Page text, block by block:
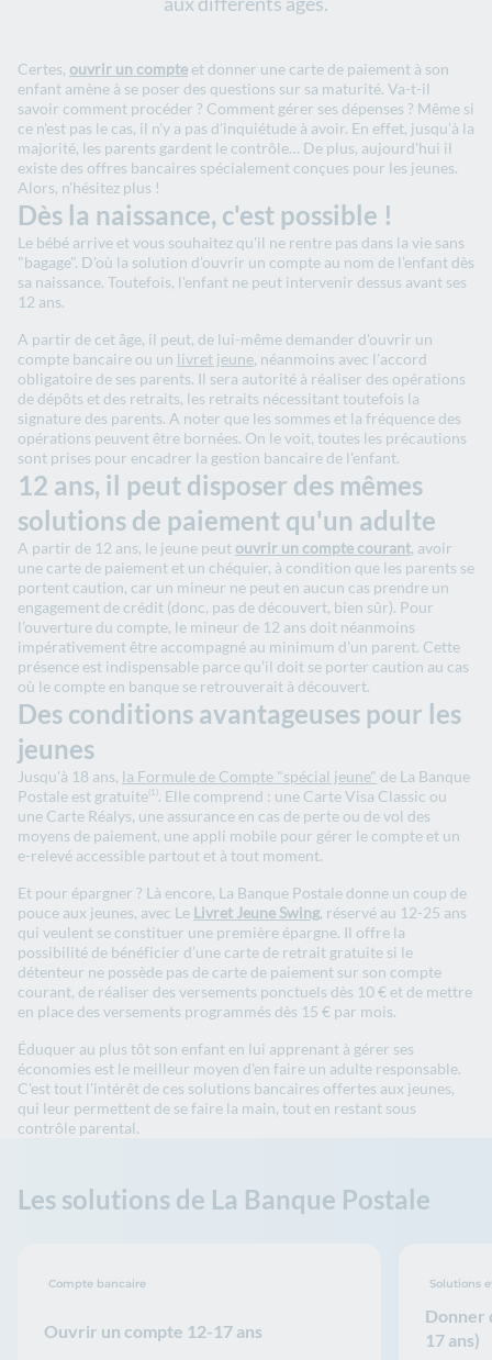
Certes, ouvrir un compte et donner une carte de paiement à son
enfant amène à se poser des questions sur sa maturité. Va-t-il
savoir comment procéder ? Comment gérer ses dépenses ? Même si
ce n'est pas le cas, il n'y a pas d'inquiétude à avoir. En effet, jusqu’à la
majorité, les parents gardent le contrôle… De plus, aujourd'hui il
existe des offres bancaires spécialement conçues pour les jeunes.
Alors, n'hésitez plus !
Dès la naissance, c'est possible !
Le bébé arrive et vous souhaitez qu'il ne rentre pas dans la vie sans
"bagage". D'où la solution d’ouvrir un compte au nom de l’enfant dès
sa naissance. Toutefois, l'enfant ne peut intervenir dessus avant ses
12 ans.
A partir de cet âge, il peut, de lui-même demander d'ouvrir un
compte bancaire ou un livret jeune, néanmoins avec l’accord
obligatoire de ses parents. Il sera autorité à réaliser des opérations
de dépôts et des retraits, les retraits nécessitant toutefois la
signature des parents. A noter que les sommes et la fréquence des
opérations peuvent être bornées. On le voit, toutes les précautions
sont prises pour encadrer la gestion bancaire de l'enfant.
12 ans, il peut disposer des mêmes
solutions de paiement qu'un adulte
A partir de 12 ans, le jeune peut ouvrir un compte courant, avoir
une carte de paiement et un chéquier, à condition que les parents se
portent caution, car un mineur ne peut en aucun cas prendre un
engagement de crédit (donc, pas de découvert, bien sûr). Pour
l’ouverture du compte, le mineur de 12 ans doit néanmoins
impérativement être accompagné au minimum d'un parent. Cette
présence est indispensable parce qu’il doit se porter caution au cas
où le compte en banque se retrouverait à découvert.
Des conditions avantageuses pour les
jeunes
Jusqu'à 18 ans, la Formule de Compte "spécial jeune" de La Banque
Postale est gratuite(1). Elle comprend : une Carte Visa Classic ou
une Carte Réalys, une assurance en cas de perte ou de vol des
moyens de paiement, une appli mobile pour gérer le compte et un
e-relevé accessible partout et à tout moment.
Et pour épargner ? Là encore, La Banque Postale donne un coup de
pouce aux jeunes, avec Le Livret Jeune Swing, réservé au 12-25 ans
qui veulent se constituer une première épargne. Il offre la
possibilité de bénéficier d’une carte de retrait gratuite si le
détenteur ne possède pas de carte de paiement sur son compte
courant, de réaliser des versements ponctuels dès 10 € et de mettre
en place des versements programmés dès 15 € par mois.
Éduquer au plus tôt son enfant en lui apprenant à gérer ses
économies est le meilleur moyen d'en faire un adulte responsable.
C'est tout l'intérêt de ces solutions bancaires offertes aux jeunes,
qui leur permettent de se faire la main, tout en restant sous
contrôle parental.
Les solutions de La Banque Postale
Ouvrir un compte 12-17 ans
Compte bancaire
Donner
17 ans)
Solutions